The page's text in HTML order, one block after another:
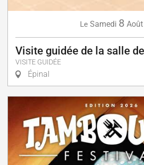
Le Samedi 8 Août
Visite guidée de la salle
VISITE GUIDÉE
Épinal